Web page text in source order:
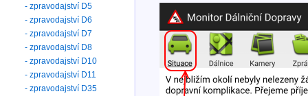
- zpravodajství D5
- zpravodajství D6
- zpravodajství D7
- zpravodajství D8
- zpravodajství D10
- zpravodajství D11
- zpravodajství D35